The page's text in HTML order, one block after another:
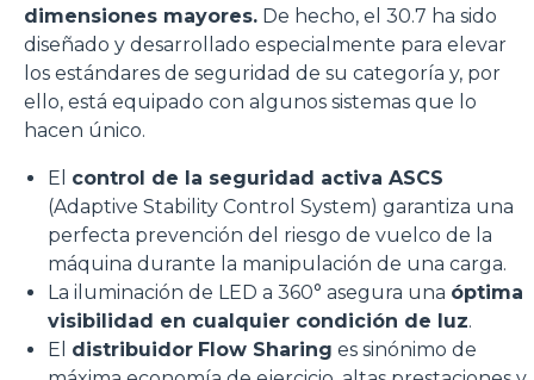
dimensiones mayores. De hecho, el 30.7 ha sido
diseñado y desarrollado especialmente para elevar
los estándares de seguridad de su categoría y, por
ello, está equipado con algunos sistemas que lo
hacen único.
El control de la seguridad activa ASCS
(Adaptive Stability Control System) garantiza una
perfecta prevención del riesgo de vuelco de la
máquina durante la manipulación de una carga.
La iluminación de LED a 360° asegura una óptima
visibilidad en cualquier condición de luz.
El distribuidor Flow Sharing es sinónimo de